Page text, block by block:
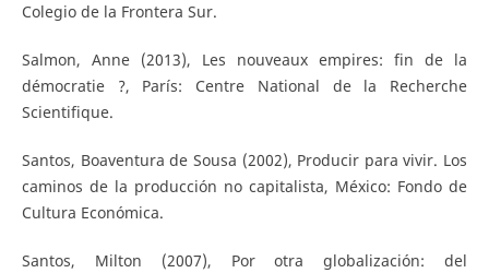
Colegio de la Frontera Sur.
Salmon, Anne (2013), Les nouveaux empires: fin de la
démocratie ?, París: Centre National de la Recherche
Scientifique.
Santos, Boaventura de Sousa (2002), Producir para vivir. Los
caminos de la producción no capitalista, México: Fondo de
Cultura Económica.
Santos, Milton (2007), Por otra globalización: del